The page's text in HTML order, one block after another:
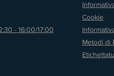
- 16:00/17:00
Cookie
Metodi di